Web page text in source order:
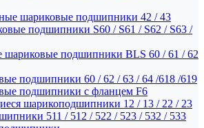
шариковые подшипники 42 / 43
подшипники S60 / S61 / S62 / S63 /
шариковые подшипники BLS 60 / 61 / 62
подшипники 60 / 62 / 63 / 64 /618 /619
подшипники с фланцем F6
шарикоподшипники 12 / 13 / 22 / 23
511 / 512 / 522 / 523 / 532 / 533